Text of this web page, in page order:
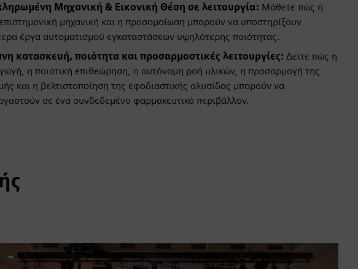
Μηχανική & Εικονική Θέση σε λειτουργία: Μάθετε πώς η
μηχανική και η προσομοίωση μπορούν να υποστηρίξουν
έργα αυτοματισμού εγκαταστάσεων υψηλότερης ποιότητας.
κατασκευή, ποιότητα και προσαρμοστικές λειτουργίες: Δείτε πώς η
η ποιοτική επιθεώρηση, η αυτόνομη ροή υλικών, η προσαρμογή της
και η βελτιστοποίηση της εφοδιαστικής αλυσίδας μπορούν να
σε ένα συνδεδεμένο φαρμακευτικό περιβάλλον.